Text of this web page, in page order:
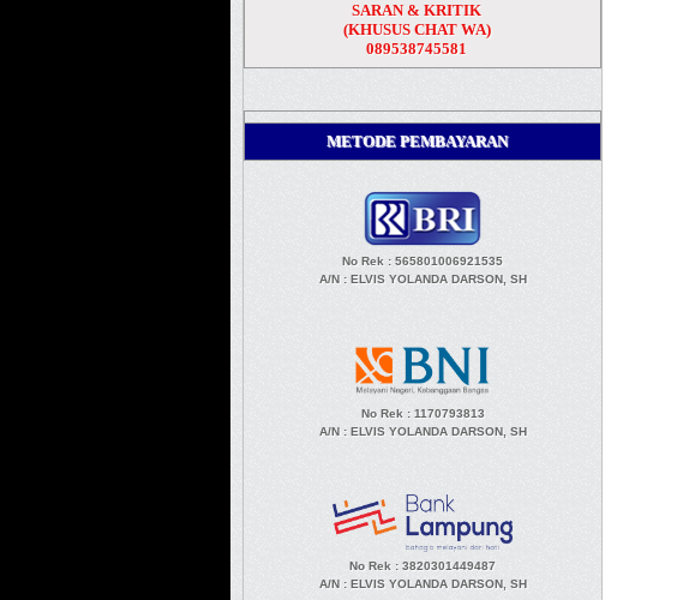
SARAN & KRITIK
(KHUSUS CHAT WA)
089538745581
METODE PEMBAYARAN
No Rek : 565801006921535
A/N : ELVIS YOLANDA DARSON, SH
No Rek : 1170793813
A/N : ELVIS YOLANDA DARSON, SH
No Rek : 3820301449487
A/N : ELVIS YOLANDA DARSON, SH